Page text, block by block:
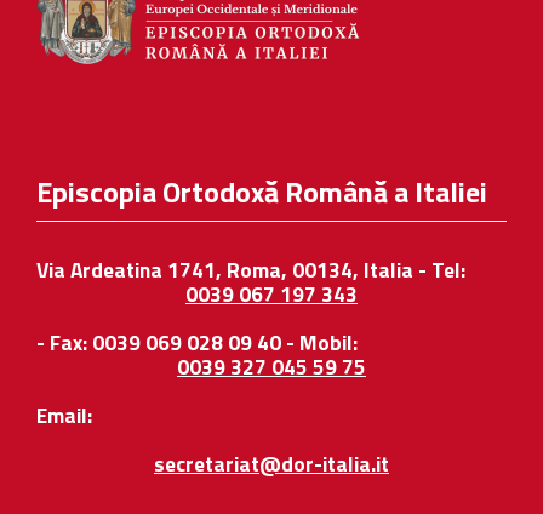
Episcopia Ortodoxă Română a Italiei
Via Ardeatina 1741, Roma, 00134, Italia - Tel:
0039 067 197 343
- Fax: 0039 069 028 09 40 - Mobil:
0039 327 045 59 75
Email:
secretariat@dor-italia.it